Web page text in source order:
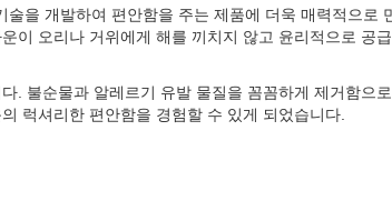
을 개발하여 편안함을 주는 제품에 더욱 매력적으
이 오리나 거위에게 해를 끼치지 않고 윤리적으로 공
. 불순물과 알레르기 유발 물질을 꼼꼼하게 제거함
럭셔리한 편안함을 경험할 수 있게 되었습니다.